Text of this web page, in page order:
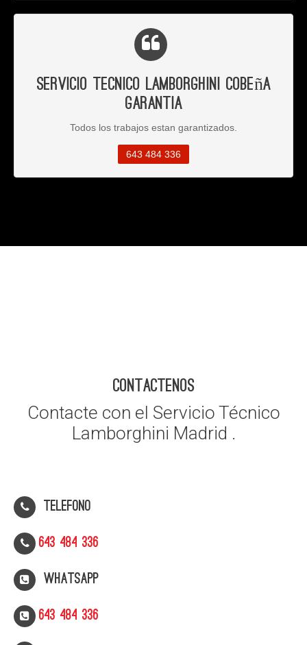
Servicio Tecnico Lamborghini Cobeña
Garantia
Todos los trabajos estan garantizados.
643 484 336
CONTACTENOS
Contacte con el Servicio Técnico
Lamborghini Madrid .
Telefono
643 484 336
WhatsApp
643 484 336